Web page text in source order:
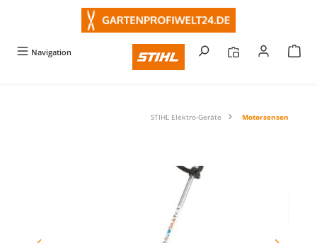
Navigation
STIHL Elektro-Geräte Motorsensen